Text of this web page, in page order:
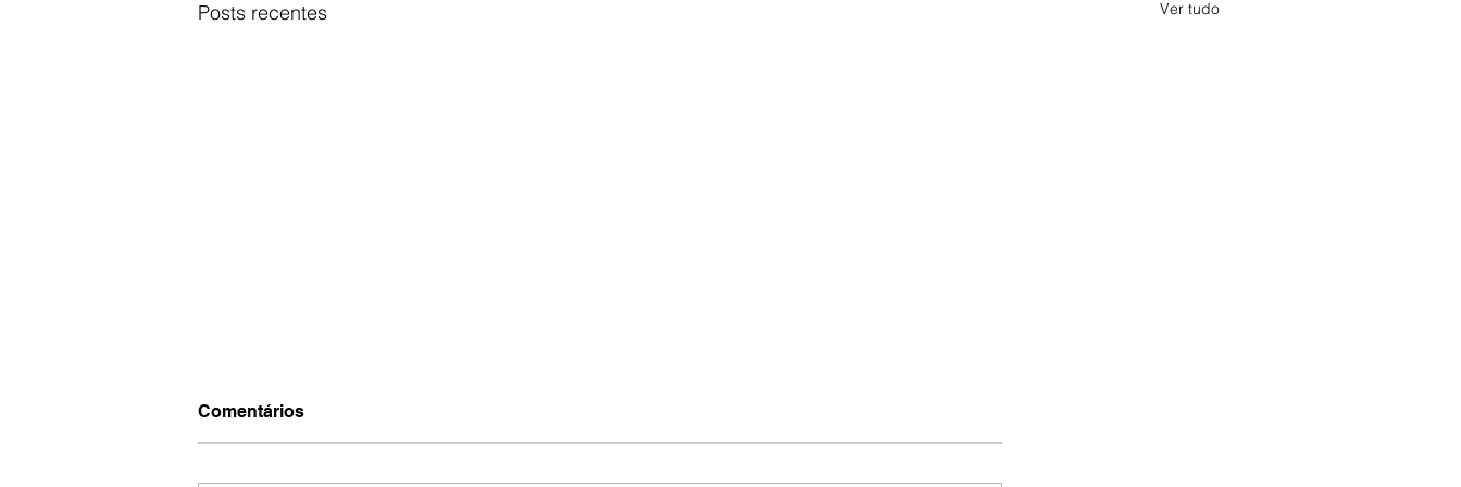
Posts recentes Ver tudo
Comentários